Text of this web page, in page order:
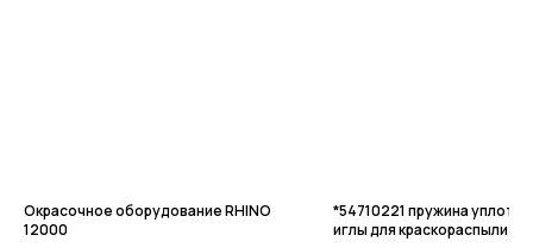
Окрасочное оборудование RHINO
12000
*54710221 пружина
иглы для